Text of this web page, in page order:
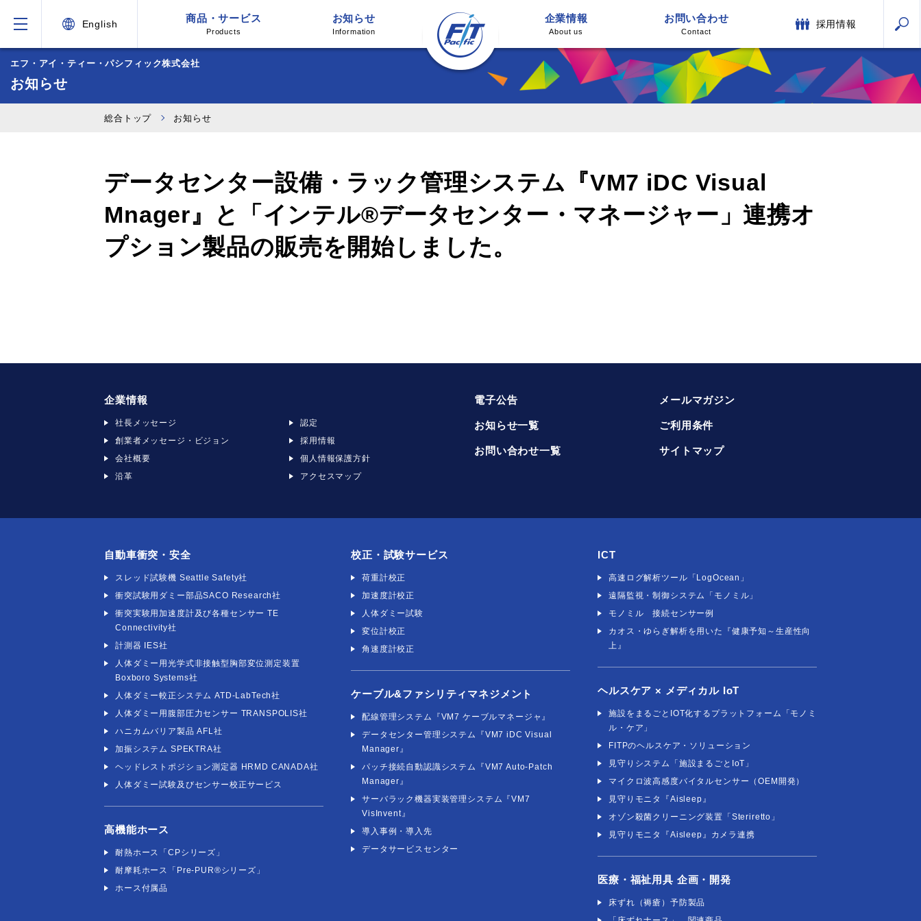
English 商品・サービス
Products
お知らせ
Information
企業情報
About us
お問い合わせ
Contact
採用情報
エフ・アイ・ティー・パシフィック株式会社
お知らせ
総合トップ お知らせ
データセンター設備・ラック管理システム『VM7 iDC Visual
Mnager』と「インテル®データセンター・マネージャー」連携オ
プション製品の販売を開始しました。
企業情報
社長メッセージ
創業者メッセージ・ビジョン
会社概要
沿革
認定
採用情報
個人情報保護方針
アクセスマップ
電子公告
お知らせ一覧
お問い合わせ一覧
メールマガジン
ご利用条件
サイトマップ
自動車衝突・安全
スレッド試験機 Seattle Safety社
衝突試験用ダミー部品SACO Research社
衝突実験用加速度計及び各種センサー TE
Connectivity社
計測器 IES社
人体ダミー用光学式非接触型胸部変位測定装置
Boxboro Systems社
人体ダミー較正システム ATD-LabTech社
人体ダミー用腹部圧力センサー TRANSPOLIS社
ハニカムバリア製品 AFL社
加振システム SPEKTRA社
ヘッドレストポジション測定器 HRMD CANADA社
人体ダミー試験及びセンサー校正サービス
高機能ホース
耐熱ホース「CPシリーズ」
耐摩耗ホース「Pre-PUR®シリーズ」
ホース付属品
校正・試験サービス
荷重計校正
加速度計校正
人体ダミー試験
変位計校正
角速度計校正
ケーブル&ファシリティマネジメント
配線管理システム『VM7 ケーブルマネージャ』
データセンター管理システム『VM7 iDC Visual
Manager』
パッチ接続自動認識システム『VM7 Auto-Patch
Manager』
サーバラック機器実装管理システム『VM7
VisInvent』
導入事例・導入先
データサービスセンター
ICT
高速ログ解析ツール「LogOcean」
遠隔監視・制御システム「モノミル」
モノミル 接続センサー例
カオス・ゆらぎ解析を用いた『健康予知～生産性向
上』
ヘルスケア × メディカル IoT
施設をまるごとIOT化するプラットフォーム「モノミ
ル・ケア」
FITPのヘルスケア・ソリューション
見守りシステム「施設まるごとIoT」
マイクロ波高感度バイタルセンサー（OEM開発）
見守りモニタ『Aisleep』
オゾン殺菌クリーニング装置「Steriretto」
見守りモニタ『Aisleep』カメラ連携
医療・福祉用具 企画・開発
床ずれ（褥瘡）予防製品